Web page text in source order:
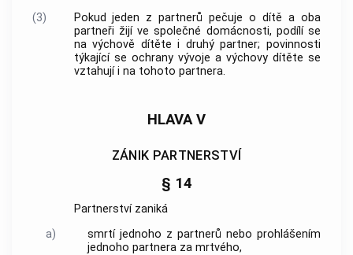
(3)
Pokud jeden z partnerů pečuje o dítě a oba
partneři žijí ve společné domácnosti, podílí se
na výchově dítěte i druhý partner; povinnosti
týkající se ochrany vývoje a výchovy dítěte se
vztahují i na tohoto partnera.
HLAVA V
ZÁNIK PARTNERSTVÍ
§ 14
Partnerství zaniká
a)
smrtí jednoho z partnerů nebo prohlášením
jednoho partnera za mrtvého,